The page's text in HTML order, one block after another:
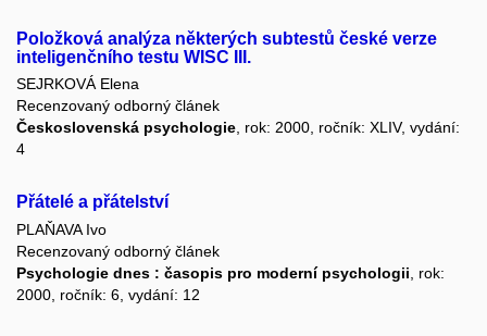
Položková analýza některých subtestů české verze
inteligenčního testu WISC III.
SEJRKOVÁ Elena
Recenzovaný odborný článek
Československá psychologie, rok: 2000, ročník: XLIV, vydání:
4
Přátelé a přátelství
PLAŇAVA Ivo
Recenzovaný odborný článek
Psychologie dnes : časopis pro moderní psychologii , rok:
2000, ročník: 6, vydání: 12